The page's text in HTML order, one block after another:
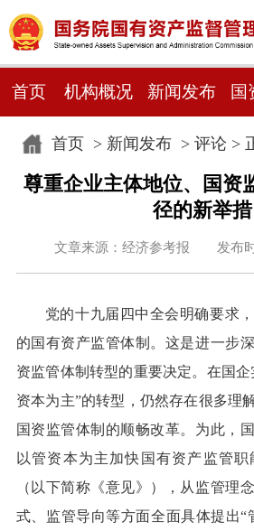
首页 机构概况 新闻发布 国
首页> 新闻发布> 评论 >
尊重企业主体地位、国资
径的新举措
文章来源：经济参考报 发布时
党的十九届四中全会明确要求
的国有资产监管体制。这是进一步
资监管体制转型的重要决定。在国
资本为主”的转型，仍然存在很多理
国资监管体制的顺畅改革。为此，
以管资本为主加快国有资产监管职
（以下简称《意见》），从监管理
式、监管导向等方面全面具体提出“